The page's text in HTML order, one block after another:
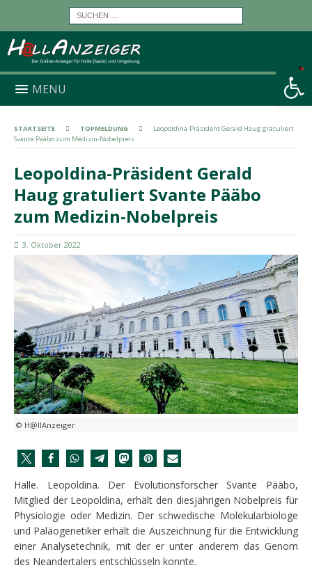
Werkzeugleiste öffnen
MENU
STARTSEITE TOPMELDUNG
Leopoldina-Präsident Gerald Haug gratuliert
Svante Pääbo zum Medizin-Nobelpreis
Leopoldina-Präsident Gerald
Haug gratuliert Svante Pääbo
zum Medizin-Nobelpreis
3. Oktober 2022
© H@llAnzeiger
Halle. Leopoldina. Der Evolutionsforscher Svante Pääbo,
Mitglied der Leopoldina, erhält den diesjährigen Nobelpreis für
Physiologie oder Medizin. Der schwedische Molekularbiologe
und Paläogenetiker erhält die Auszeichnung für die Entwicklung
einer Analysetechnik, mit der er unter anderem das Genom
des Neandertalers entschlüsseln konnte.